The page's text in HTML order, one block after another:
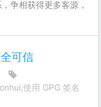
争相获得更多客源，
可信
使用 GPG 签名